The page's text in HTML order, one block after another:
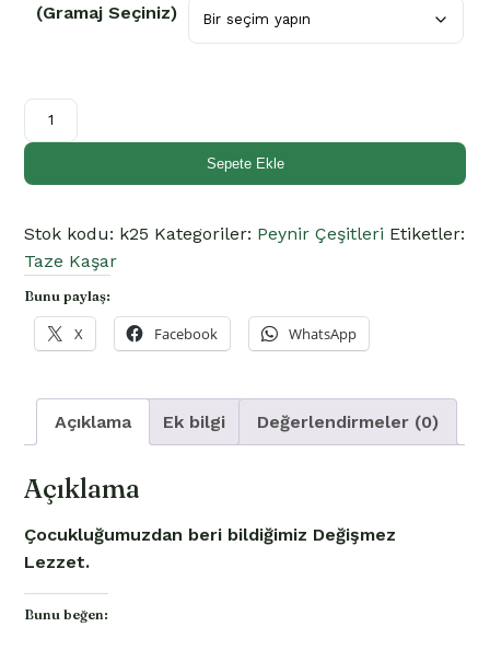
₺ 520,00
(Gramaj Seçiniz)
Taze
Kaşar
Sepete Ekle
Stok kodu: k25 Kategoriler: Peynir Çeşitleri Etiketler:
Taze Kaşar
Bunu paylaş:
X Facebook WhatsApp
Açıklama Ek bilgi Değerlendirmeler (0)
Açıklama
Çocukluğumuzdan beri bildiğimiz Değişmez
Lezzet.
Bunu beğen: